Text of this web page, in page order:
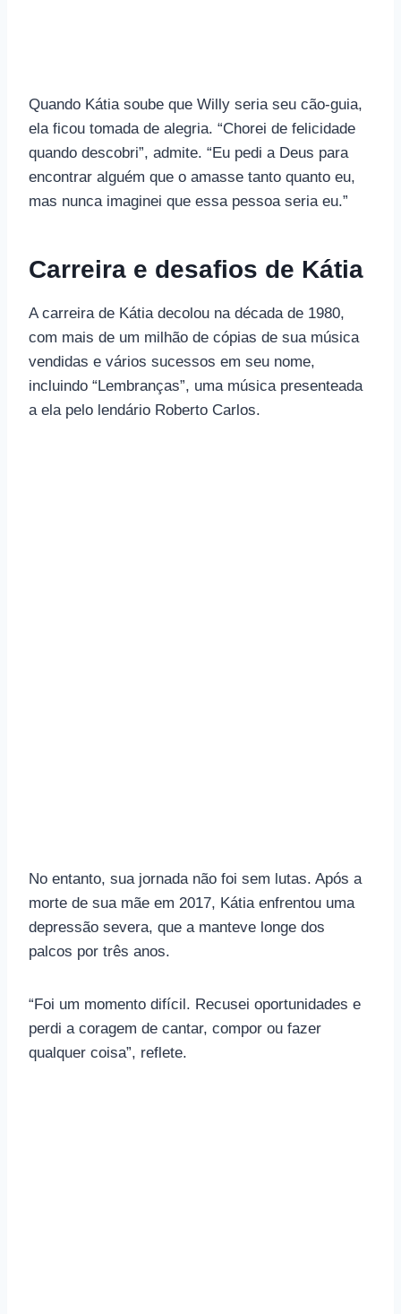
Quando Kátia soube que Willy seria seu cão-guia,
ela ficou tomada de alegria. “Chorei de felicidade
quando descobri”, admite. “Eu pedi a Deus para
encontrar alguém que o amasse tanto quanto eu,
mas nunca imaginei que essa pessoa seria eu.”
Carreira e desafios de Kátia
A carreira de Kátia decolou na década de 1980,
com mais de um milhão de cópias de sua música
vendidas e vários sucessos em seu nome,
incluindo “Lembranças”, uma música presenteada
a ela pelo lendário Roberto Carlos.
No entanto, sua jornada não foi sem lutas. Após a
morte de sua mãe em 2017, Kátia enfrentou uma
depressão severa, que a manteve longe dos
palcos por três anos.
“Foi um momento difícil. Recusei oportunidades e
perdi a coragem de cantar, compor ou fazer
qualquer coisa”, reflete.